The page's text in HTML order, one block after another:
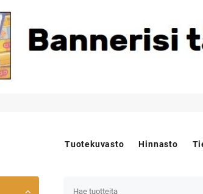
Tuotekuvasto Hinnasto